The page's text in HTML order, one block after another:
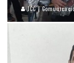
JCC |